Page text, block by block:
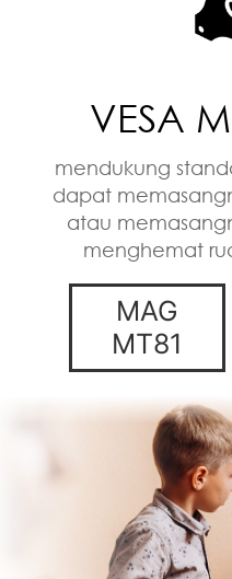
VESA
mendukung
dapat
atau
menghemat
MAG
MT81